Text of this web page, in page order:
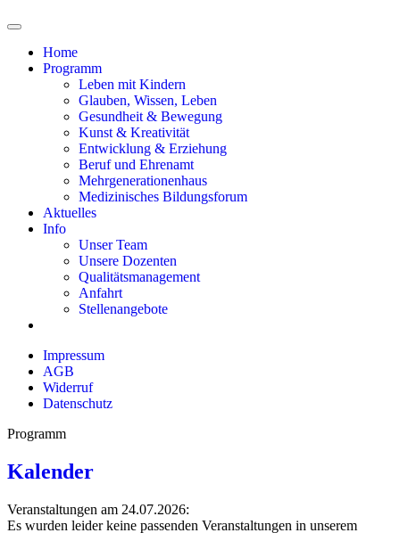
Home
Programm
Leben mit Kindern
Glauben, Wissen, Leben
Gesundheit & Bewegung
Kunst & Kreativität
Entwicklung & Erziehung
Beruf und Ehrenamt
Mehrgenerationenhaus
Medizinisches Bildungsforum
Aktuelles
Info
Unser Team
Unsere Dozenten
Qualitätsmanagement
Anfahrt
Stellenangebote
Impressum
AGB
Widerruf
Datenschutz
Programm
Kalender
Veranstaltungen am 24.07.2026:
Es wurden leider keine passenden Veranstaltungen in unserem